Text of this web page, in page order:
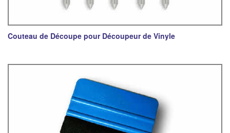
Couteau de Découpe pour Découpeur de Vinyle